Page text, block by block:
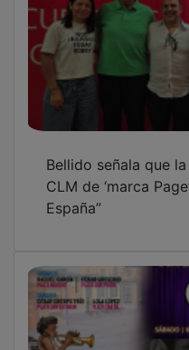
Guadalajara
talleres y
lleno de arte